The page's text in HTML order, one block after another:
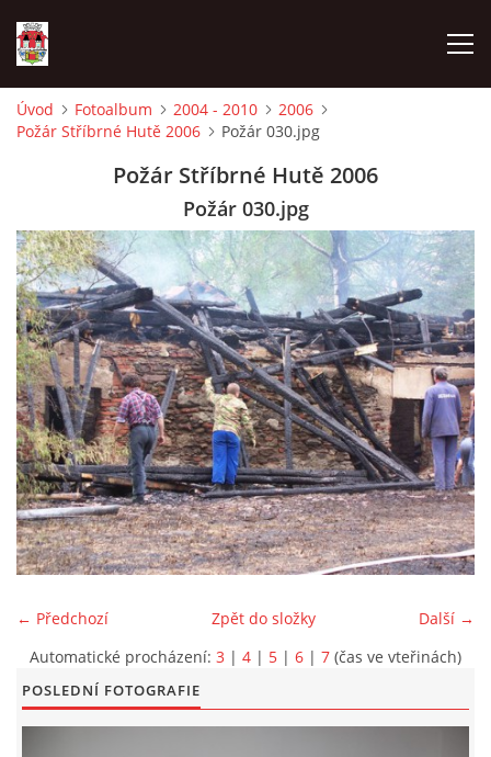
ÚVOD
HASIČI
VOLBY
VIDEA
OBČASNÍK
KONTAKT
© 2026 eStránky.cz |Aktualizováno: 5. 6. 2026|Nahoru ↑
Úvod Fotoalbum 2004 - 2010
2006
Požár Stříbrné Hutě 2006
Požár 030.jpg
Požár Stříbrné Hutě 2006
Požár 030.jpg
← Předchozí Další →
Zpět do složky
Automatické procházení: 3 | 4 | 5 | 6 | 7 (čas ve vteřinách)
POSLEDNÍ FOTOGRAFIE